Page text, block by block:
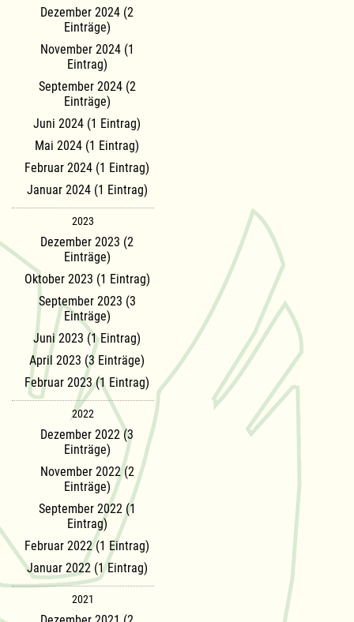
Dezember 2024 (2
Einträge)
November 2024 (1
Eintrag)
September 2024 (2
Einträge)
Juni 2024 (1 Eintrag)
Mai 2024 (1 Eintrag)
Februar 2024 (1 Eintrag)
Januar 2024 (1 Eintrag)
2023
Dezember 2023 (2
Einträge)
Oktober 2023 (1 Eintrag)
September 2023 (3
Einträge)
Juni 2023 (1 Eintrag)
April 2023 (3 Einträge)
Februar 2023 (1 Eintrag)
2022
Dezember 2022 (3
Einträge)
November 2022 (2
Einträge)
September 2022 (1
Eintrag)
Februar 2022 (1 Eintrag)
Januar 2022 (1 Eintrag)
2021